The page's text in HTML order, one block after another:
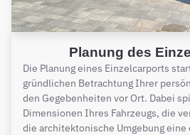
Planung des
Die Planung eines Einzelcarports
gründlichen Betrachtung Ihrer
den Gegebenheiten vor Ort. Dabei
Dimensionen Ihres Fahrzeugs, die
die architektonische Umgebung